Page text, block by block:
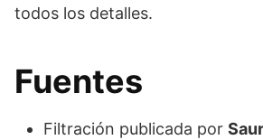
todos los detalles.
Fuentes
Filtración publicada por